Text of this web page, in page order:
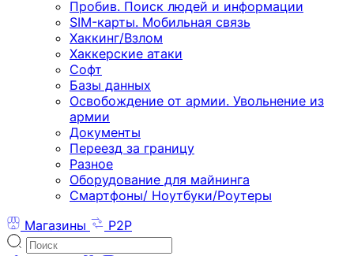
Пробив. Поиск людей и информации
SIM-карты. Мобильная связь
Хаккинг/Взлом
Хаккерские атаки
Софт
Базы данных
Освобождение от армии. Увольнение из
армии
Документы
Переезд за границу
Разное
Оборудование для майнинга
Смартфоны/ Ноутбуки/Роутеры
Магазины
P2P